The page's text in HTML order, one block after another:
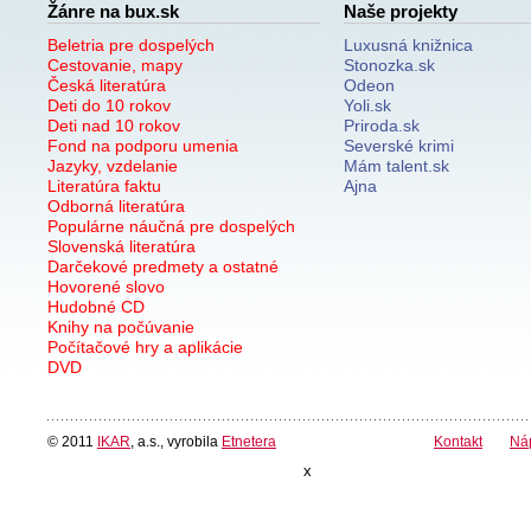
Žánre na bux.sk
Beletria pre dospelých
Cestovanie, mapy
Česká literatúra
Deti do 10 rokov
Deti nad 10 rokov
Fond na podporu umenia
Jazyky, vzdelanie
Literatúra faktu
Odborná literatúra
Populárne náučná pre dospelých
Slovenská literatúra
Darčekové predmety a ostatné
Hovorené slovo
Hudobné CD
Knihy na počúvanie
Počítačové hry a aplikácie
DVD
Naše projekty
Luxusná knižnica
Stonozka.sk
Odeon
Yoli.sk
Priroda.sk
Severské krimi
Mám talent.sk
Ajna
© 2011 IKAR , a.s., vyrobila Etnetera Kontakt
x